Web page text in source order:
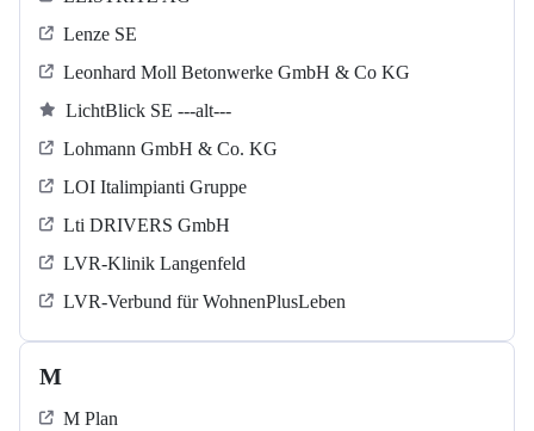
Lenze SE
Leonhard Moll Betonwerke GmbH & Co KG
LichtBlick SE ---alt---
Lohmann GmbH & Co. KG
LOI Italimpianti Gruppe
Lti DRIVERS GmbH
LVR-Klinik Langenfeld
LVR-Verbund für WohnenPlusLeben
M
M Plan